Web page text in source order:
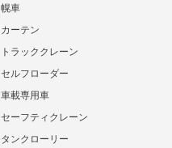
幌車
カーテン
トラッククレーン
セルフローダー
車載専用車
セーフティクレーン
タンクローリー